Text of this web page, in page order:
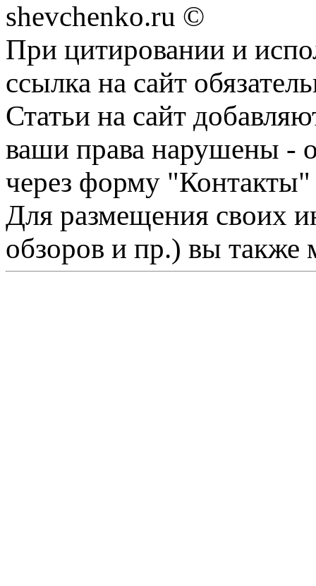
shevchenko.ru ©
При цитировании и
ссылка на сайт
Статьи на сайт
ваши права нарушены -
через форму "Контакты"
Для размещения своих
обзоров и пр.) вы также